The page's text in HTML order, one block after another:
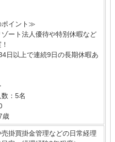
イント≫
ゾート法人優待や特別休暇など
日以上で連続9日の長期休暇あ
：5名
歳
売掛買掛金管理などの日常経理